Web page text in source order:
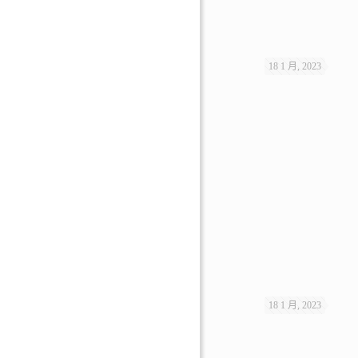
18 1 月, 2023
18 1 月, 2023